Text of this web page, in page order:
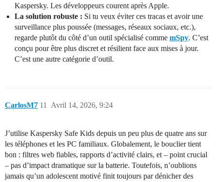
Kaspersky. Les développeurs courent après Apple.
La solution robuste : Si tu veux éviter ces tracas et avoir une
surveillance plus poussée (messages, réseaux sociaux, etc.),
regarde plutôt du côté d’un outil spécialisé comme mSpy. C’est
conçu pour être plus discret et résilient face aux mises à jour.
C’est une autre catégorie d’outil.
CarlosM7 Avril 14, 2026, 9:24
11
J’utilise Kaspersky Safe Kids depuis un peu plus de quatre ans sur
les téléphones et les PC familiaux. Globalement, le bouclier tient
bon : filtres web fiables, rapports d’activité clairs, et – point crucial
– pas d’impact dramatique sur la batterie. Toutefois, n’oublions
jamais qu’un adolescent motivé finit toujours par dénicher des